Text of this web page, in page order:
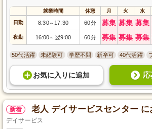
就業時間 休憩 月 火 水
日勤 8:30～ 17:30 60分 募集 募集 募集
夜勤 16:00～ 翌9:00 60分 募集 募集 募集
50代活躍 未経験可 学歴不問 新卒可 40代活躍
お気に入り に追加
新着 老人 デイサービスセンター に
デイサービス